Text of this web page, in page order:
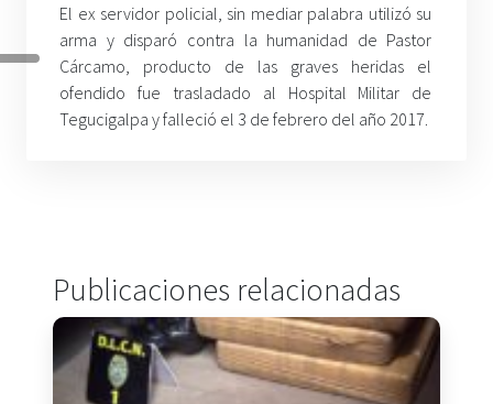
El ex servidor policial, sin mediar palabra utilizó su
arma y disparó contra la humanidad de Pastor
Cárcamo, producto de las graves heridas el
ofendido fue trasladado al Hospital Militar de
Tegucigalpa y falleció el 3 de febrero del año 2017.
Publicaciones relacionadas